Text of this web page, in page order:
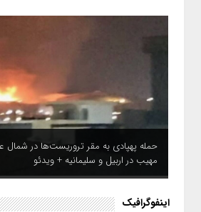
حمله پهپادی به مقر تروریست‌ها در شمال
مهیب در اربیل و سلیمانیه + ویدئو
اینفوگرافیک